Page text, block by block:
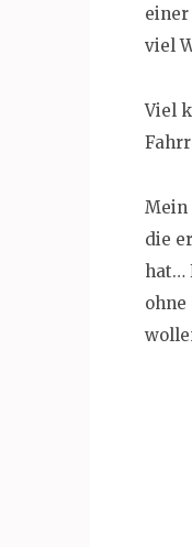
viel
Viel
Mein
die
hat…
ohne